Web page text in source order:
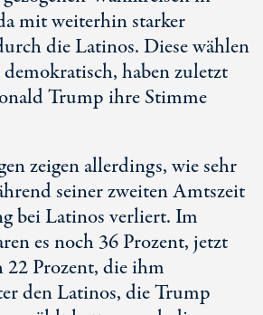
mit weiterhin starker
die Latinos. Diese wählen
haben zuletzt
Trump ihre Stimme
zeigen allerdings, wie sehr
seiner zweiten Amtszeit
bei Latinos verliert. Im
es noch 36 Prozent, jetzt
22 Prozent, die ihm
den Latinos, die Trump